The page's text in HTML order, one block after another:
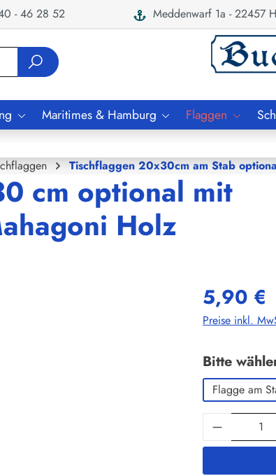
- 46 28 52 Meddenwarf 1a - 22457
Maritimes & Hamburg Flaggen
Tischflaggen 20x30cm am Stab
cm optional mit
Holz
5,90 €
Preise inkl.
Bitte
Flagge am
Produkt